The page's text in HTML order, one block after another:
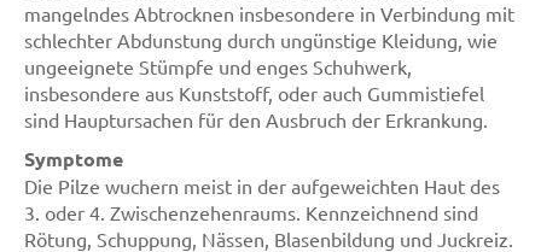
mangelndes Abtrocknen insbesondere in Verbindung mit
schlechter Abdunstung durch ungünstige Kleidung, wie
ungeeignete Stümpfe und enges Schuhwerk,
insbesondere aus Kunststoff, oder auch Gummistiefel
sind Hauptursachen für den Ausbruch der Erkrankung.
Symptome
Die Pilze wuchern meist in der aufgeweichten Haut des
3. oder 4. Zwischenzehenraums. Kennzeichnend sind
Rötung, Schuppung, Nässen, Blasenbildung und Juckreiz.